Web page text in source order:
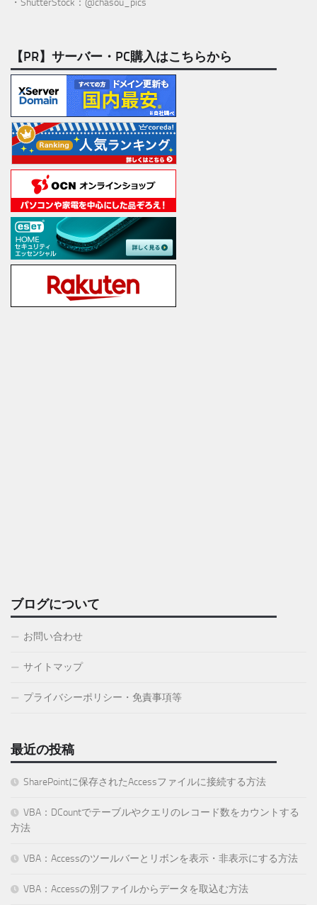
【PR】サーバー・PC購入はこちらから
ブログについて
お問い合わせ
サイトマップ
プライバシーポリシー・免責事項等
最近の投稿
SharePointに保存されたAccessファイルに接続する方法
VBA：DCountでテーブルやクエリのレコード数をカウントする
方法
VBA：Accessのツールバーとリボンを表示・非表示にする方法
VBA：Accessの別ファイルからデータを取込む方法